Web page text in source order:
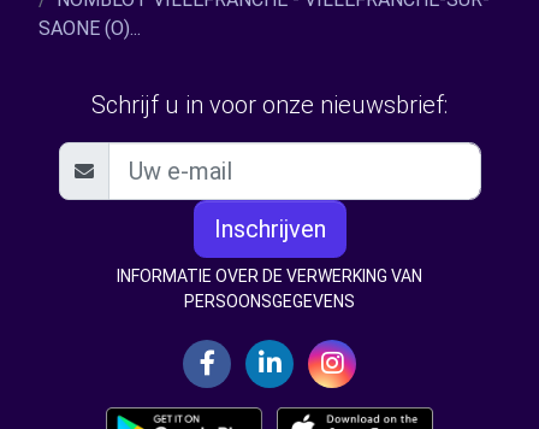
SAONE (O)...
Schrijf u in voor onze nieuwsbrief:
Inschrijven
INFORMATIE OVER DE VERWERKING VAN
PERSOONSGEGEVENS